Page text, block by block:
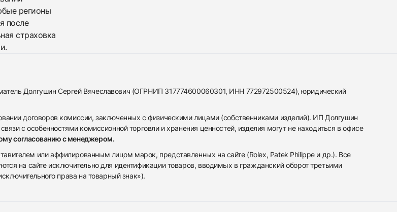
регионы
после
страховка
Долгушин Сергей Вячеславович (ОГРНИП 317774600060301, ИНН 772972500524), юридический
договоров комиссии, заключенных с физическими лицами (собственниками изделий). ИП Долгушин
с особенностями комиссионной торговли и хранения ценностей, изделия могут не находиться в офисе
согласованию с менеджером.
или аффилированным лицом марок, представленных на сайте (Rolex, Patek Philippe и др.). Все
на сайте исключительно для идентификации товаров, вводимых в гражданский оборот третьими
права на товарный знак»).